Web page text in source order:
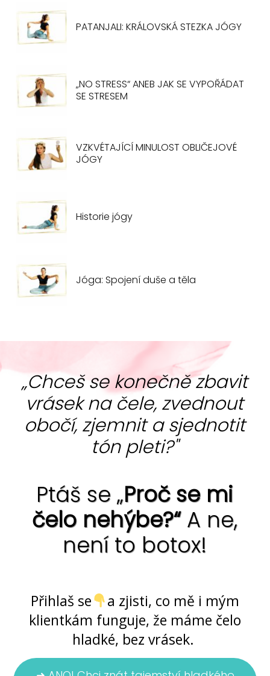
PATANJALI: KRÁLOVSKÁ STEZKA JÓGY
„NO STRESS“ ANEB JAK SE VYPOŘÁDAT
SE STRESEM
VZKVÉTAJÍCÍ MINULOST OBLIČEJOVÉ
JÓGY
Historie jógy
Jóga: Spojení duše a těla
„Chceš se konečně zbavit
vrásek na čele, zvednout
obočí, zjemnit a sjednotit
tón pleti?"
Ptáš se „Proč se mi
čelo nehýbe?“A ne,
není to botox!
Přihlaš se
a zjisti, co mě i mým
klientkám funguje, že máme čelo
hladké, bez vrásek.